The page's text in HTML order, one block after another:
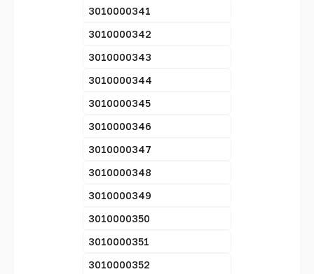
3010000341
3010000342
3010000343
3010000344
3010000345
3010000346
3010000347
3010000348
3010000349
3010000350
3010000351
3010000352